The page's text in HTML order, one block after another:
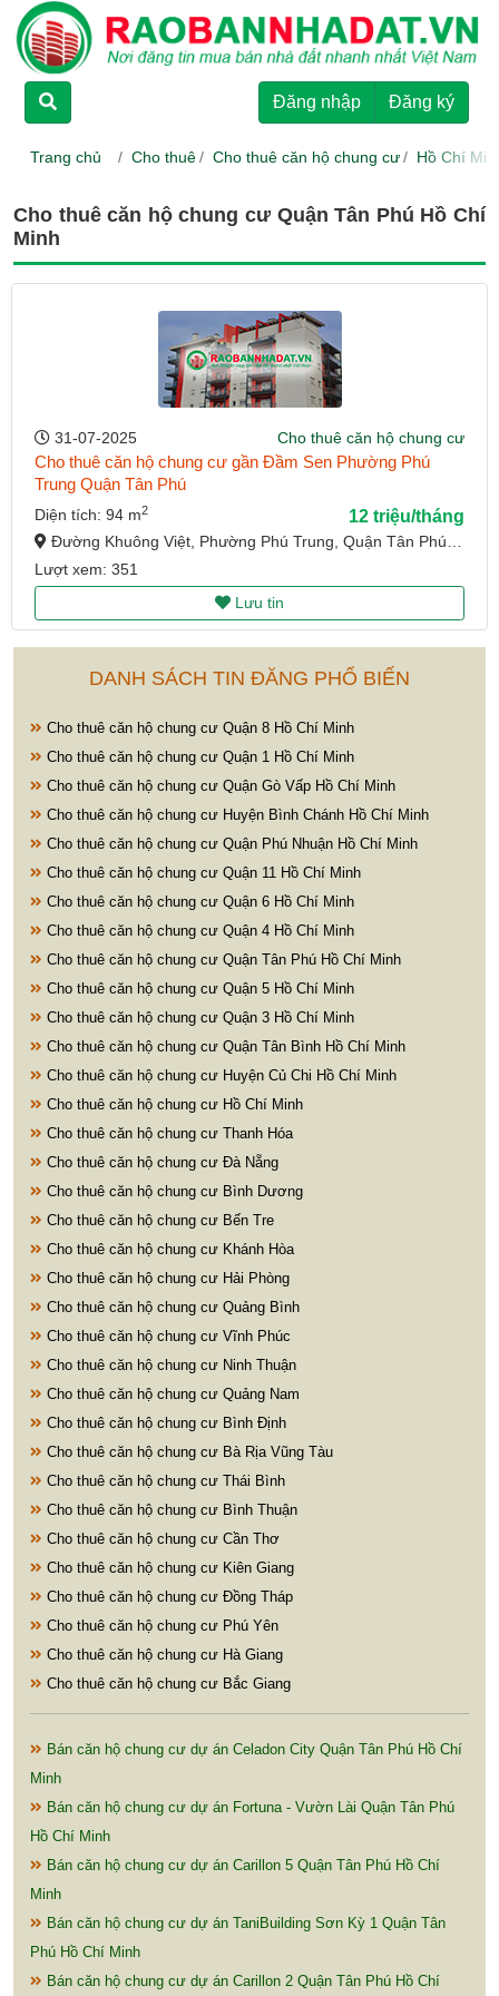
Đăng nhập Đăng ký
Trang chủ Cho thuê Cho thuê căn hộ chung cư Hồ Chí
Cho thuê căn hộ chung cư Quận Tân Phú Hồ Chí
Minh
31-07-2025 Cho thuê căn hộ chung cư
Cho thuê căn hộ chung cư gần Đầm Sen Phường Phú
Trung Quận Tân Phú
Diện tích: 94 m2 12 triệu/tháng
Đường Khuông Việt, Phường Phú Trung, Quận Tân Phú, Hồ Chí Minh
Lượt xem: 351
Lưu tin
DANH SÁCH TIN ĐĂNG PHỔ BIẾN
Cho thuê căn hộ chung cư Quận 8 Hồ Chí Minh
Cho thuê căn hộ chung cư Quận 1 Hồ Chí Minh
Cho thuê căn hộ chung cư Quận Gò Vấp Hồ Chí Minh
Cho thuê căn hộ chung cư Huyện Bình Chánh Hồ Chí Minh
Cho thuê căn hộ chung cư Quận Phú Nhuận Hồ Chí Minh
Cho thuê căn hộ chung cư Quận 11 Hồ Chí Minh
Cho thuê căn hộ chung cư Quận 6 Hồ Chí Minh
Cho thuê căn hộ chung cư Quận 4 Hồ Chí Minh
Cho thuê căn hộ chung cư Quận Tân Phú Hồ Chí Minh
Cho thuê căn hộ chung cư Quận 5 Hồ Chí Minh
Cho thuê căn hộ chung cư Quận 3 Hồ Chí Minh
Cho thuê căn hộ chung cư Quận Tân Bình Hồ Chí Minh
Cho thuê căn hộ chung cư Huyện Củ Chi Hồ Chí Minh
Cho thuê căn hộ chung cư Hồ Chí Minh
Cho thuê căn hộ chung cư Thanh Hóa
Cho thuê căn hộ chung cư Đà Nẵng
Cho thuê căn hộ chung cư Bình Dương
Cho thuê căn hộ chung cư Bến Tre
Cho thuê căn hộ chung cư Khánh Hòa
Cho thuê căn hộ chung cư Hải Phòng
Cho thuê căn hộ chung cư Quảng Bình
Cho thuê căn hộ chung cư Vĩnh Phúc
Cho thuê căn hộ chung cư Ninh Thuận
Cho thuê căn hộ chung cư Quảng Nam
Cho thuê căn hộ chung cư Bình Định
Cho thuê căn hộ chung cư Bà Rịa Vũng Tàu
Cho thuê căn hộ chung cư Thái Bình
Cho thuê căn hộ chung cư Bình Thuận
Cho thuê căn hộ chung cư Cần Thơ
Cho thuê căn hộ chung cư Kiên Giang
Cho thuê căn hộ chung cư Đồng Tháp
Cho thuê căn hộ chung cư Phú Yên
Cho thuê căn hộ chung cư Hà Giang
Cho thuê căn hộ chung cư Bắc Giang
Bán căn hộ chung cư dự án Celadon City Quận Tân Phú Hồ Chí
Minh
Bán căn hộ chung cư dự án Fortuna - Vườn Lài Quận Tân Phú
Hồ Chí Minh
Bán căn hộ chung cư dự án Carillon 5 Quận Tân Phú Hồ Chí
Minh
Bán căn hộ chung cư dự án TaniBuilding Sơn Kỳ 1 Quận Tân
Phú Hồ Chí Minh
Bán căn hộ chung cư dự án Carillon 2 Quận Tân Phú Hồ Chí
TRANG CHỦ
CHO THUÊ
HƯỚNG DẪN